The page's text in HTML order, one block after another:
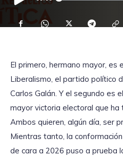
de
El primero, hermano mayor, es
Liberalismo, el partido político
Carlos Galán. Y el segundo es
mayor victoria electoral que ha
Ambos quieren, algún día, ser
Mientras tanto, la
de cara a 2026 puso a prueba